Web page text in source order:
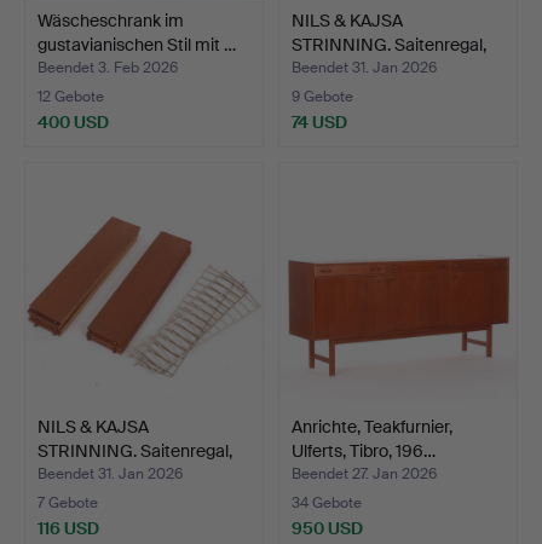
Wäscheschrank im
gustavianischen Stil mit …
Beendet 3. Feb 2026
12 Gebote
400 USD
NILS & KAJSA
STRINNING. Saitenregal,
Mitte…
Beendet 31. Jan 2026
9 Gebote
74 USD
NILS & KAJSA
STRINNING. Saitenregal,
Mitte…
Beendet 31. Jan 2026
7 Gebote
116 USD
Anrichte, Teakfurnier,
Ulferts, Tibro, 196…
Beendet 27. Jan 2026
34 Gebote
950 USD